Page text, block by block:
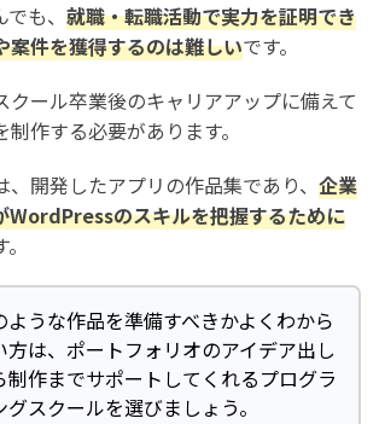
も、 就職・転職活動で実力を証明でき
案件を獲得するのは難しいです。
クール卒業後のキャリアアップに備えて
作する必要があります。
開発したアプリの作品集であり、 企業
WordPressのスキルを把握するために
ような作品を準備すべきかよくわから
方は、ポートフォリオのアイデア出し
制作までサポートしてくれるプログラ
グスクールを選びましょう。